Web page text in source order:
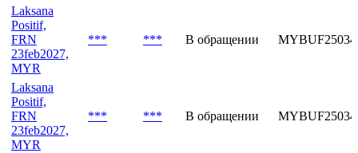
Laksana
Positif,
FRN
23feb2027,
MYR
*** *** В обращении
Laksana
Positif,
FRN
23feb2027,
MYR
*** *** В обращении